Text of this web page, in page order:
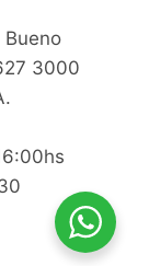
3000